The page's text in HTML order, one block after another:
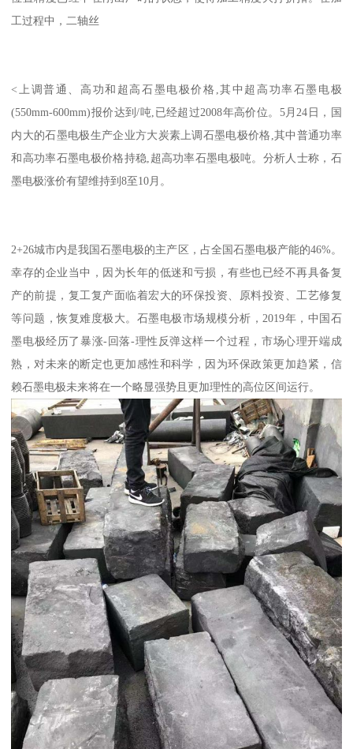
工过程中，二轴丝
<上调普通、高功和超高石墨电极价格,其中超高功率石墨电极
(550mm-600mm)报价达到/吨,已经超过2008年高价位。5月24日，国
内大的石墨电极生产企业方大炭素上调石墨电极价格,其中普通功率
和高功率石墨电极价格持稳,超高功率石墨电极吨。分析人士称，石
墨电极涨价有望维持到8至10月。
2+26城市内是我国石墨电极的主产区，占全国石墨电极产能的46%。
幸存的企业当中，因为长年的低迷和亏损，有些也已经不再具备复
产的前提，复工复产面临着宏大的环保投资、原料投资、工艺修复
等问题，恢复难度极大。石墨电极市场规模分析，2019年，中国石
墨电极经历了暴涨-回落-理性反弹这样一个过程，市场心理开端成
熟，对未来的断定也更加感性和科学，因为环保政策更加趋紧，信
赖石墨电极未来将在一个略显强势且更加理性的高位区间运行。